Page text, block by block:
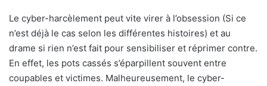
Le cyber-harcèlement peut vite virer à l’obsession (Si ce
n’est déjà le cas selon les différentes histoires) et au
drame si rien n’est fait pour sensibiliser et réprimer contre.
En effet, les pots cassés s’éparpillent souvent entre
coupables et victimes. Malheureusement, le cyber-